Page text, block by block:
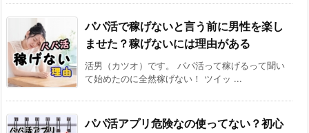
パパ活で稼げないと言う前に男性を楽し
ませた？稼げないには理由がある
活男（カツオ）です。 パパ活って稼げるって聞い
て始めたのに全然稼げない！ ツイッ ...
パパ活アプリ危険なの使ってない？初心